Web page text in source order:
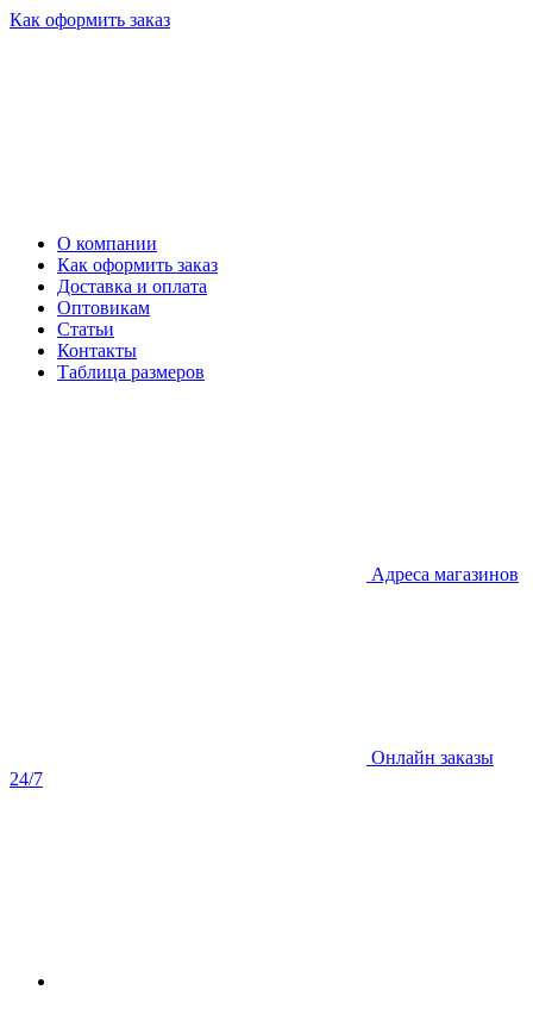
Как оформить заказ
О компании
Как оформить заказ
Доставка и оплата
Оптовикам
Статьи
Контакты
Таблица размеров
Адреса магазинов
Онлайн заказы
24/7